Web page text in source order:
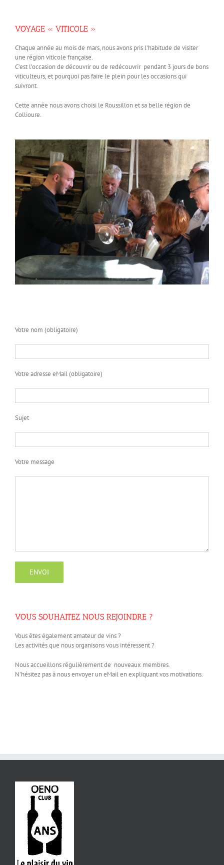
VOYAGE « VITICOLE »
Chaque année au mois de mars, nous avons pris l’habitude de visiter
une région viticole française.
C’est l’occasion de découvrir ou de redécouvrir pendant 3 jours de bons
viticulteurs, et pourquoi pas faire le plein pour les occasions qui
suivront.
Cette année nous avons choisi le Roussillon et sa belle région de
Collioure.
Votre nom (obligatoire)
Votre adresse eMail (obligatoire)
Sujet
Votre message
VOUS SOUHAITEZ NOUS REJOINDRE ?
Vous êtes également amateur de vins ?
Les activités que nous organisons vous intéressent ?
Nous accueillons régulièrement de nouveaux membres.
N’hésitez pas à nous envoyer un eMail en expliquant vos motivations.